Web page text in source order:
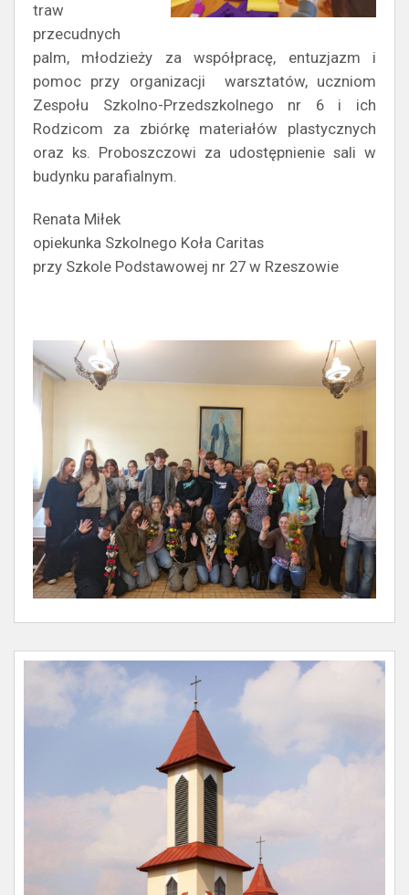
traw
przecudnych
palm, młodzieży za współpracę, entuzjazm i
pomoc przy organizacji warsztatów, uczniom
Zespołu Szkolno-Przedszkolnego nr 6 i ich
Rodzicom za zbiórkę materiałów plastycznych
oraz ks. Proboszczowi za udostępnienie sali w
budynku parafialnym.
Renata Miłek
opiekunka Szkolnego Koła Caritas
przy Szkole Podstawowej nr 27 w Rzeszowie